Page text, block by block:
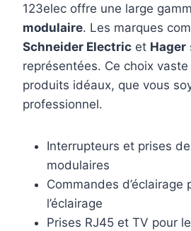
123elec offre une large
modulaire. Les marques
Schneider Electric et Hager
représentées. Ce choix
produits idéaux, que vous
professionnel.
Interrupteurs et prises
modulaires
Commandes d’éclairage
l’éclairage
Prises RJ45 et TV pour